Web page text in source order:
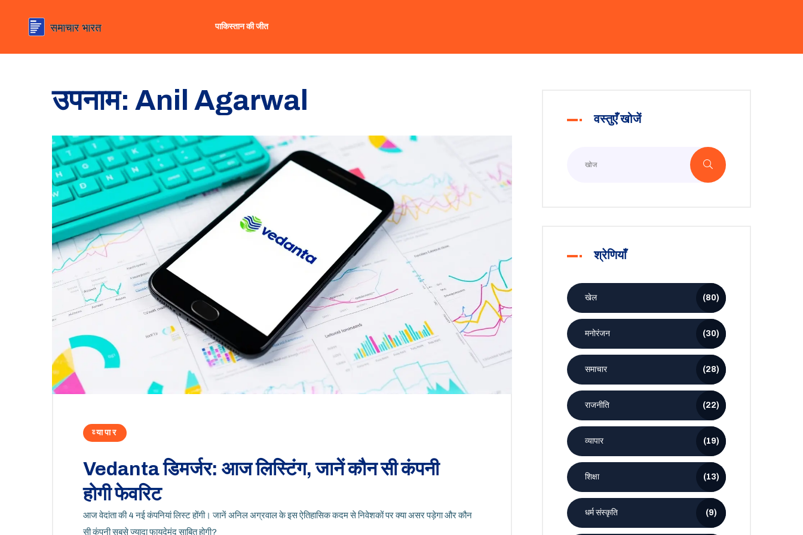
पाकिस्तान की जीत
उपनाम: Anil Agarwal
व्यापार
Vedanta डिमर्जर: आज लिस्टिंग, जानें कौन सी कंपनी
होगी फेवरिट
आज वेदांता की 4 नई कंपनियां लिस्ट होंगी। जानें अनिल अग्रवाल के इस ऐतिहासिक कदम से निवेशकों पर क्या असर पड़ेगा और कौन
सी कंपनी सबसे ज्यादा फायदेमंद साबित होगी?
वस्तुएँ खोजें
श्रेणियाँ
खेल (80)
मनोरंजन (30)
समाचार (28)
राजनीति (22)
व्यापार (19)
शिक्षा (13)
धर्म संस्कृति (9)